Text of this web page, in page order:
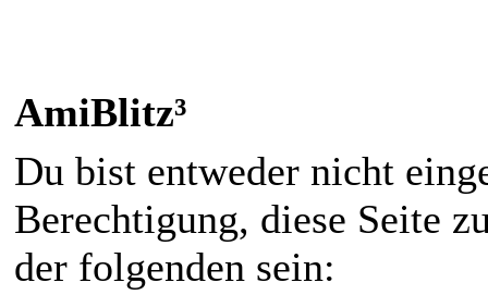
AmiBlitz³
Du bist entweder nicht
Berechtigung, diese Seite
der folgenden sein: